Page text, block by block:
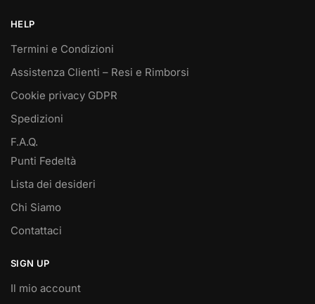
HELP
Termini e Condizioni
Assistenza Clienti – Resi e Rimborsi
Cookie privacy GDPR
Spedizioni
F.A.Q.
Punti Fedeltà
Lista dei desideri
Chi Siamo
Contattaci
SIGN UP
Il mio account